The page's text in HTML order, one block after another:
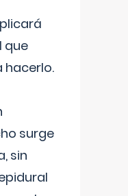
que
hacerlo.
surge
sin